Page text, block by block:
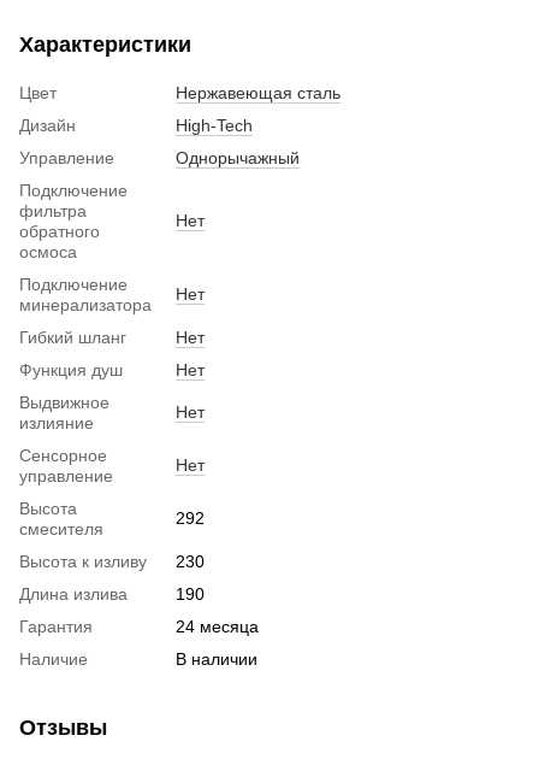
Характеристики
Цвет
Нержавеющая сталь
Дизайн
High-Tech
Управление
Однорычажный
Подключение
фильтра
обратного
осмоса
Нет
Подключение
минерализатора
Нет
Гибкий шланг
Нет
Функция душ
Нет
Выдвижное
излияние
Нет
Сенсорное
управление
Нет
Высота
смесителя
292
Высота к изливу
230
Длина излива
190
Гарантия
24 месяца
Наличие
В наличии
Отзывы